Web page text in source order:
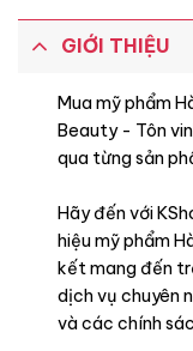
GIỚI THIỆU
Mua mỹ phẩm
Beauty - Tôn
qua từng sản
Hãy đến với
hiệu mỹ phẩm
kết mang đến
dịch vụ chuyên
và các chính